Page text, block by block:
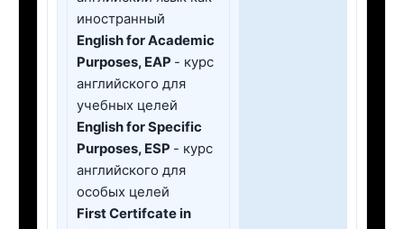
иностранный
English for Academic
Purposes, EAP - курс
английского для
учебных целей
English for Specific
Purposes, ESP - курс
английского для
особых целей
First Сertifcate in